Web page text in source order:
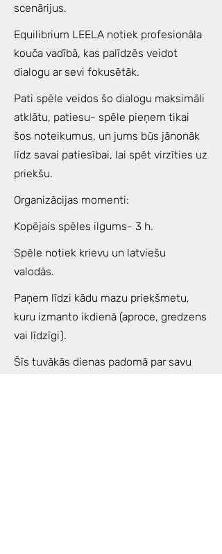
scenārijus.
Equilibrium LEELA notiek profesionāla
kouča vadībā, kas palīdzēs veidot
dialogu ar sevi fokusētāk.
Pati spēle veidos šo dialogu maksimāli
atklātu, patiesu- spēle pieņem tikai
šos noteikumus, un jums būs jānonāk
līdz savai patiesībai, lai spēt virzīties uz
priekšu.
Organizācijas momenti:
Kopējais spēles ilgums- 3 h.
Spēle notiek krievu un latviešu
valodās.
Paņem līdzi kādu mazu priekšmetu,
kuru izmanto ikdienā (aproce, gredzens
vai līdzīgi).
Šīs tuvākās dienas padomā par savu